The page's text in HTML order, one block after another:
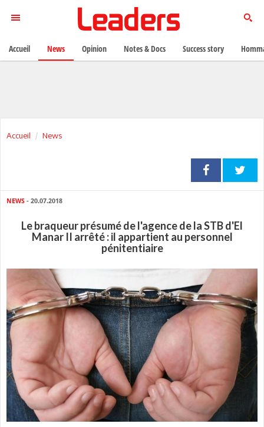
Accueil News
NEWS - 20.07.2018
Le braqueur présumé de l'agence de la STB d'El
Manar II arrêté : il appartient au personnel
pénitentiaire
Accueil News Opinion Notes & Docs Success story